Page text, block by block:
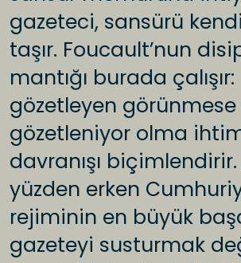
gazeteci, sansürü
taşır. Foucault’nun
mantığı burada çalışır:
gözetleyen görünmese
gözetleniyor olma
davranışı
yüzden erken
rejiminin en büyük
gazeteyi susturmak